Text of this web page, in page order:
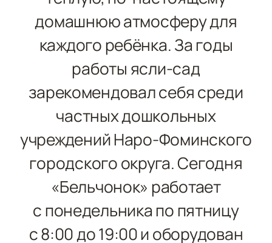
домашнюю атмосферу для
каждого ребёнка.За годы
работы ясли‑сад
зарекомендовал себя среди
частных дошкольных
учреждений Наро-Фоминского
городского округа.Сегодня
«Бельчонок» работает
с понедельника по пятницу
с 8:00 до 19:00 и оборудован